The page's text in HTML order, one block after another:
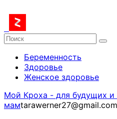
Беременность
Здоровье
Женское здоровье
Мой Кроха - для будущих
мамtarawerner27@gmail.com